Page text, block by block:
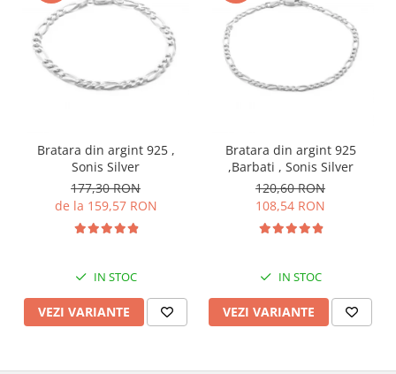
Bratara din argint 925 ,
Sonis Silver
177,30 RON
de la 159,57 RON
IN STOC
VEZI VARIANTE
Bratara din argint 925
,Barbati , Sonis Silver
120,60 RON
108,54 RON
IN STOC
VEZI VARIANTE